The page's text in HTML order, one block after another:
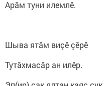
Арӑм туни илемлӗ.
Шыва ятӑм виçӗ çӗрӗ
Тутӑхмасӑр ан илӗр.